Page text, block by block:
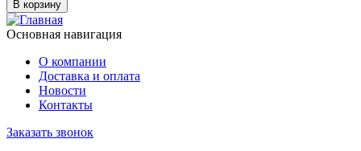
Основная навигация
О компании
Доставка и оплата
Новости
Контакты
Заказать звонок